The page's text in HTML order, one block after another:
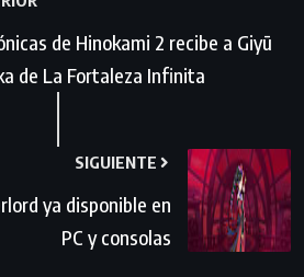
de Hinokami 2 recibe a Giyū
de La Fortaleza Infinita
SIGUIENTE
ya disponible en
PC y consolas